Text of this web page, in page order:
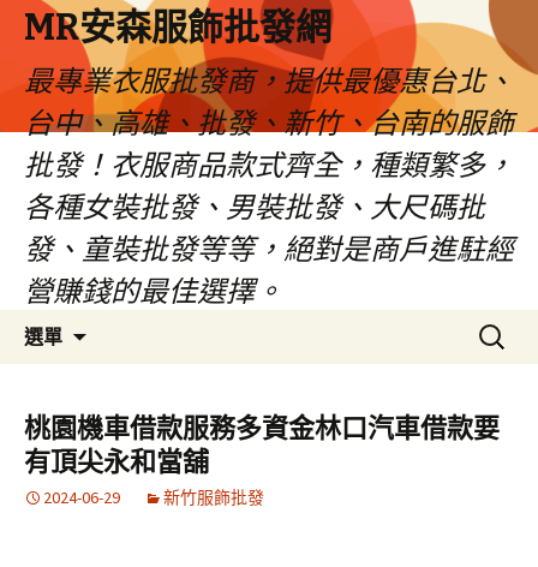
MR安森服飾批發網
最專業衣服批發商，提供最優惠台北、
台中、高雄、批發、新竹、台南的服飾
批發！衣服商品款式齊全，種類繁多，
各種女裝批發、男裝批發、大尺碼批
發、童裝批發等等，絕對是商戶進駐經
營賺錢的最佳選擇。
選單
容
區
搜
尋
鍵
字:
桃園機車借款服務多資金林口汽車借款要
有頂尖永和當舖
2024-06-29 新竹服飾批發